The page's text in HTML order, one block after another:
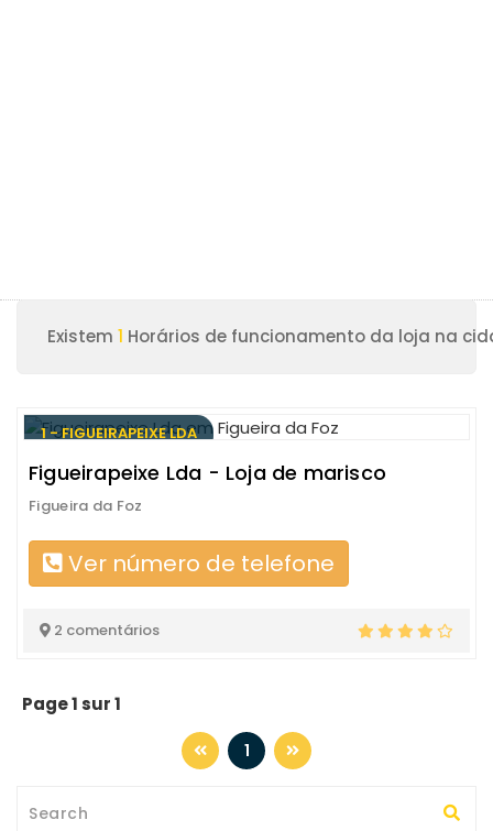
Existem 1 Horários de funcionamento da loja na
1 - FIGUEIRAPEIXE LDA
Figueirapeixe Lda - Loja de marisco
Figueira da Foz
Ver número de telefone
2 comentários
Page 1 sur 1
1